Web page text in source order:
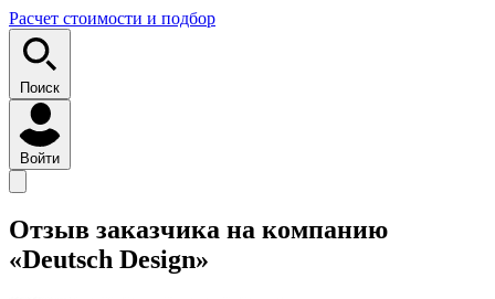
Расчет стоимости и подбор
Поиск
Войти
Отзыв заказчика на компанию
«Deutsch Design»